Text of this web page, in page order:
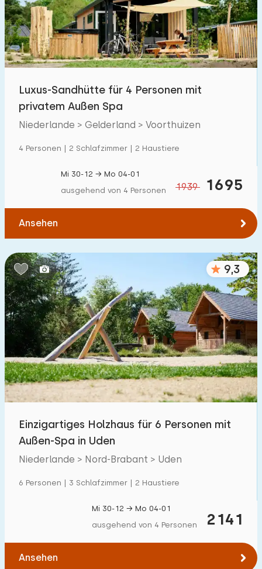
Schwimmbad 700+
Eingezäunter Garten 25
Haustierfrei 234
Ladestation Auto
€ 0 — € 5000+
Schlafzimmern:
1 2 3 4 5
Badezimmer:
2 3 4 5
Entfernungen
Zum Meer(max. km):
Zum Wald(max. km):
5 10 20
1 2
Luxus-Sandhütte für 4 Personen mit
privatem Außen Spa
Niederlande > Gelderland > Voorthuizen
4 Personen | 2 Schlafzimmer | 2 Haustiere
1939 1695
Mi 30-12 → Mo 04-01
ausgehend von 4 Personen
Ansehen
9,3
Einzigartiges Holzhaus für 6 Personen mit
Außen-Spa in Uden
Niederlande > Nord-Brabant > Uden
6 Personen | 3 Schlafzimmer | 2 Haustiere
2141
Mi 30-12 → Mo 04-01
ausgehend von 4 Personen
Ansehen